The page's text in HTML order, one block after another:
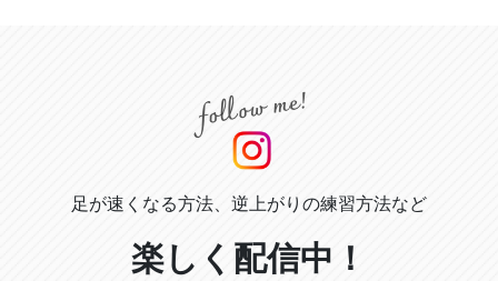
足が速くなる方法、逆上がりの練習方法など
楽しく配信中！